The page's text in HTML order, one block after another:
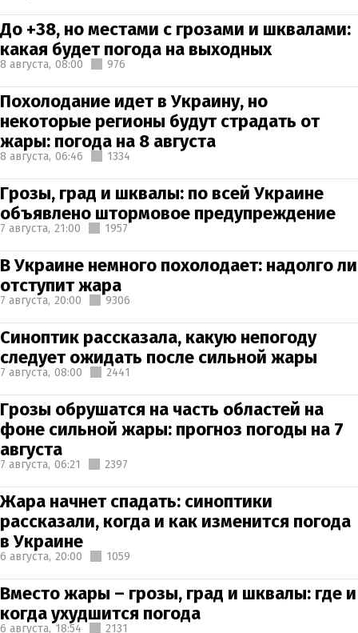
До +38, но местами с грозами и шквалами:
какая будет погода на выходных
8 августа, 08:00 976
Похолодание идет в Украину, но
некоторые регионы будут страдать от
жары: погода на 8 августа
8 августа, 06:46 1334
Грозы, град и шквалы: по всей Украине
объявлено штормовое предупреждение
7 августа, 21:00 1957
В Украине немного похолодает: надолго ли
отступит жара
7 августа, 20:00 9306
Синоптик рассказала, какую непогоду
следует ожидать после сильной жары
7 августа, 08:00 2441
Грозы обрушатся на часть областей на
фоне сильной жары: прогноз погоды на 7
августа
7 августа, 06:21 2397
Жара начнет спадать: синоптики
рассказали, когда и как изменится погода
в Украине
6 августа, 20:00 1059
Вместо жары – грозы, град и шквалы: где и
когда ухудшится погода
6 августа, 18:54 2131